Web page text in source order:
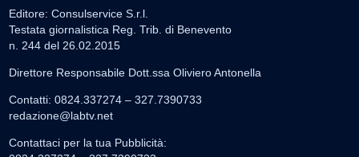
Editore: Consulservice S.r.l.
Testata giornalistica Reg. Trib. di Benevento
n. 244 del 26.02.2015
Direttore Responsabile Dott.ssa Oliviero Antonella
Contatti: 0824.337274 – 327.7390733
redazione@labtv.net
Contattaci per la tua Pubblicità: